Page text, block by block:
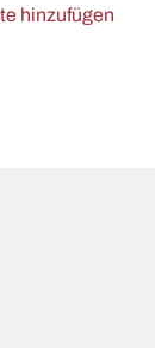
hinzufügen